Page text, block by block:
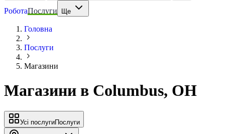
РоботаПослуги Ще
Головна
Послуги
Магазини
Магазини в Columbus, OH
Усі послугиПослуги